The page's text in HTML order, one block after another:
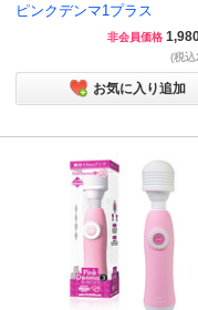
ピンクデンマ1プラス
非会員価格
(税
お気に入り追加